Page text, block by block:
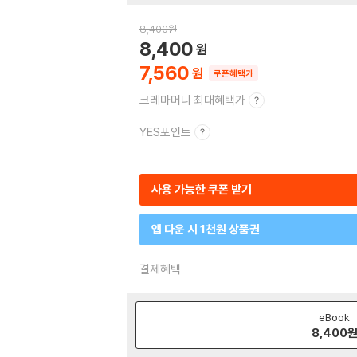
8,400원
7,560
8,400
쿠폰혜택가
크레마머니 최대혜택가
YES포인트
사용 가능한 쿠폰 받기
앱 다운 시 1천원 상품권
결제혜택
eBook
8,400원